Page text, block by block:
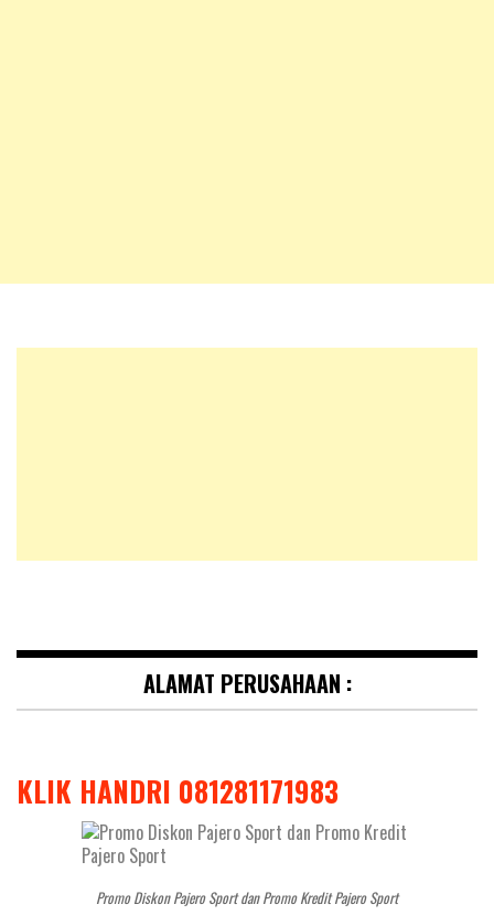
ALAMAT PERUSAHAAN :
KLIK HANDRI 081281171983
Promo Diskon Pajero Sport dan Promo Kredit Pajero Sport